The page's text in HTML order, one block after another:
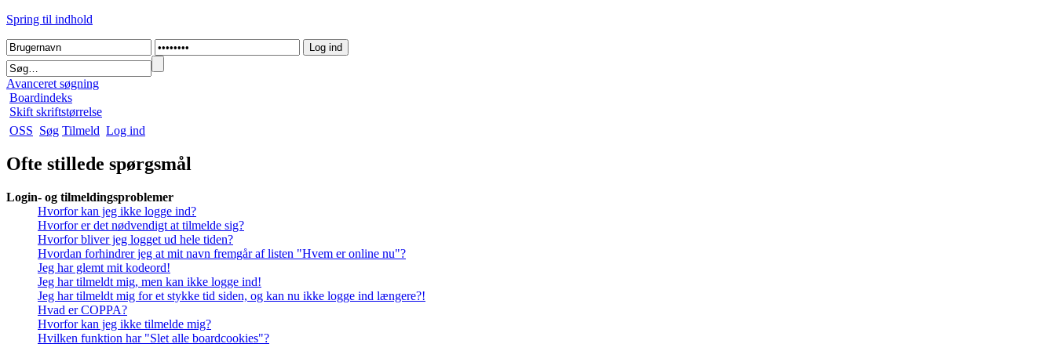
Spring til indhold
Avanceret søgning
Boardindeks
Skift skriftstørrelse
OSS Søg Tilmeld Log ind
Ofte stillede spørgsmål
Login- og tilmeldingsproblemer
Hvorfor kan jeg ikke logge ind?
Hvorfor er det nødvendigt at tilmelde sig?
Hvorfor bliver jeg logget ud hele tiden?
Hvordan forhindrer jeg at mit navn fremgår af listen "Hvem er online nu"?
Jeg har glemt mit kodeord!
Jeg har tilmeldt mig, men kan ikke logge ind!
Jeg har tilmeldt mig for et stykke tid siden, og kan nu ikke logge ind længere?!
Hvad er COPPA?
Hvorfor kan jeg ikke tilmelde mig?
Hvilken funktion har "Slet alle boardcookies"?